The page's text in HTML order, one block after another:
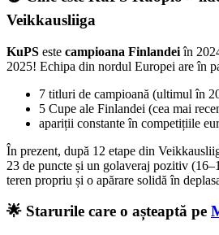
Veikkausliiga
KuPS este campioana Finlandeiîn
2025! Echipa din nordul Europei are în
7 titluri de campioană (ultimul în
5 Cupe ale Finlandei (cea mai
apariții constante în competițiile
În prezent, după 12 etape din
23 de puncte și un golaveraj pozitiv
teren propriu și o apărare solidă în
🌟 Starurile care o așteaptă pe